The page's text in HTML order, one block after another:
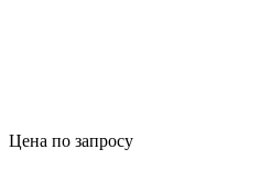
Цена по запросу